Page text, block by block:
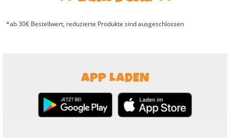
*ab 30€ Bestellwert, reduzierte Produkte sind ausgeschlossen
APP LADEN